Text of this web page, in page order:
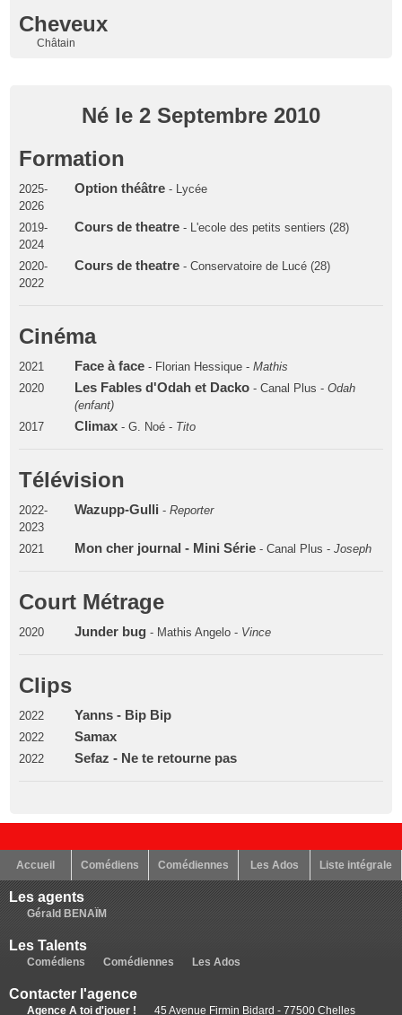
Cheveux
Châtain
Né le 2 Septembre 2010
Formation
2025-
2026
Option théâtre - Lycée
2019-
2024
Cours de theatre- L'ecole des petits sentiers (28)
2020-
2022
Cours de theatre- Conservatoire de Lucé (28)
Cinéma
2021 Face à face- Florian Hessique - Mathis
2020
Les Fables d'Odah et Dacko- Canal Plus - Odah
(enfant)
2017
Climax- G. Noé - Tito
Télévision
2022-
2023
Wazupp-Gulli - Reporter
2021 Mon cher journal - Mini Série- Canal Plus - Joseph
Court Métrage
2020 Junder bug- Mathis Angelo - Vince
Clips
2022 Yanns - Bip Bip
2022 Samax
2022 Sefaz - Ne te retourne pas
Accueil Comédiens Comédiennes Les Ados Liste intégrale
Les agents
Gérald BENAÏM
Les Talents
Comédiens Comédiennes Les Ados
Contacter l'agence
Agence A toi d'jouer ! 45 Avenue Firmin Bidard - 77500 Chelles